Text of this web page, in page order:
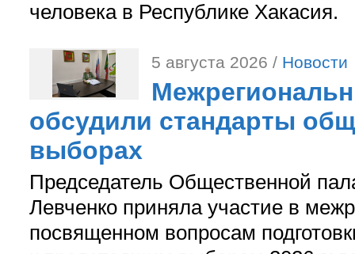
человека в Республике Хакасия.
5 августа 2026 / Новости
обсудили стандарты
выборах
Председатель Общественной
Левченко приняла участие в
посвященном вопросам